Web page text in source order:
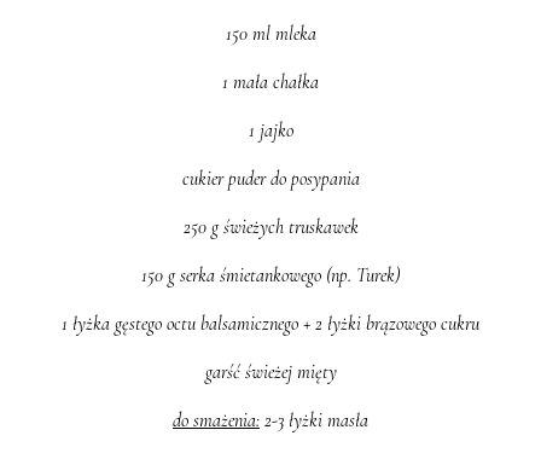
150 ml mleka
1 mała chałka
1 jajko
cukier puder do posypania
250 g świeżych truskawek
150 g serka śmietankowego (np. Turek)
1 łyżka gęstego octu balsamicznego + 2 łyżki brązowego cukru
garść świeżej mięty
do smażenia: 2-3 łyżki masła